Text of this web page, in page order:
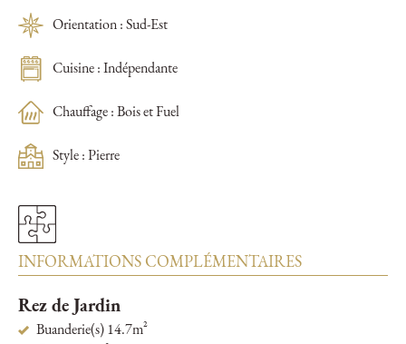
Orientation : Sud-Est
Cuisine : Indépendante
Chauffage : Bois et Fuel
Style : Pierre
INFORMATIONS COMPLÉMENTAIRES
Rez de Jardin
Buanderie(s) 14.7m²